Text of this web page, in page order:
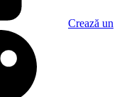
Crează un